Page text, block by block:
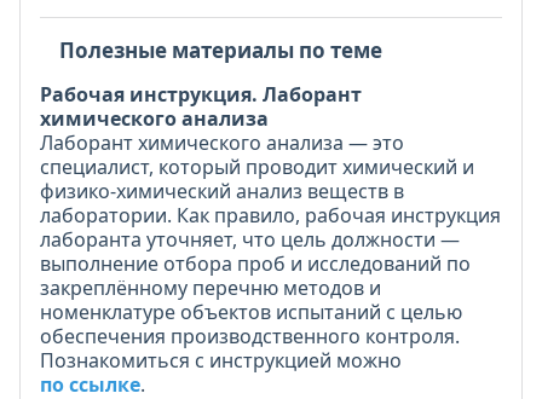
Полезные материалы по теме
Рабочая инструкция. Лаборант
химического анализа
Лаборант химического анализа — это
специалист, который проводит химический и
физико-химический анализ веществ в
лаборатории. Как правило, рабочая инструкция
лаборанта уточняет, что цель должности —
выполнение отбора проб и исследований по
закреплённому перечню методов и
номенклатуре объектов испытаний с целью
обеспечения производственного контроля.
Познакомиться с инструкцией можно
по ссылке.